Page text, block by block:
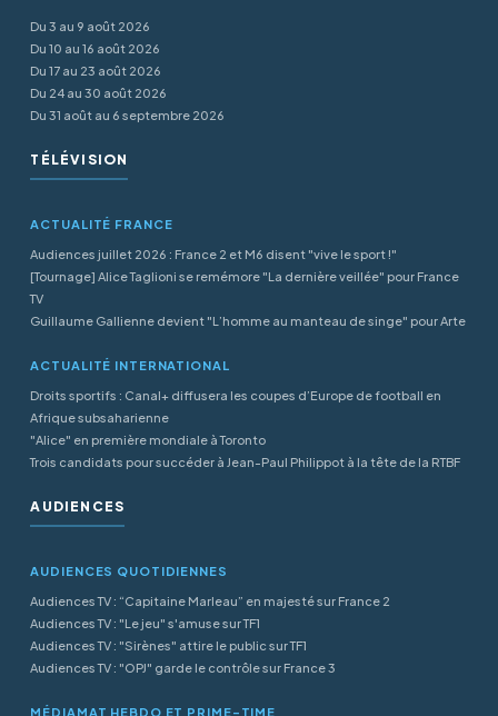
Du 3 au 9 août 2026
Du 10 au 16 août 2026
Du 17 au 23 août 2026
Du 24 au 30 août 2026
Du 31 août au 6 septembre 2026
TÉLÉVISION
ACTUALITÉ FRANCE
Audiences juillet 2026 : France 2 et M6 disent "vive le sport !"
[Tournage] Alice Taglioni se remémore "La dernière veillée" pour France
TV
Guillaume Gallienne devient "L’homme au manteau de singe" pour Arte
ACTUALITÉ INTERNATIONAL
Droits sportifs : Canal+ diffusera les coupes d’Europe de football en
Afrique subsaharienne
"Alice" en première mondiale à Toronto
Trois candidats pour succéder à Jean-Paul Philippot à la tête de la RTBF
AUDIENCES
AUDIENCES QUOTIDIENNES
Audiences TV : “Capitaine Marleau” en majesté sur France 2
Audiences TV : "Le jeu" s'amuse sur TF1
Audiences TV : "Sirènes" attire le public sur TF1
Audiences TV : "OPJ" garde le contrôle sur France 3
MÉDIAMAT HEBDO ET PRIME-TIME